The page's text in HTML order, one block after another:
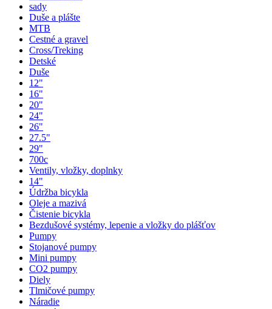
sady
Duše a plášte
MTB
Cestné a gravel
Cross/Treking
Detské
Duše
12"
16"
20"
24"
26"
27.5"
29"
700c
Ventily, vložky, doplnky
14"
Údržba bicykla
Oleje a mazivá
Čistenie bicykla
Bezdušové systémy, lepenie a vložky do plášťov
Pumpy
Stojanové pumpy
Mini pumpy
CO2 pumpy
Diely
Tlmičové pumpy
Náradie